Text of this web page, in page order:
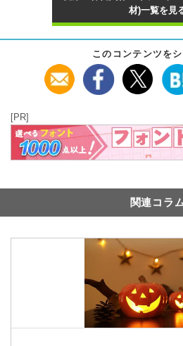
材)一覧を見
このコンテンツを
[PR]
関連コラ